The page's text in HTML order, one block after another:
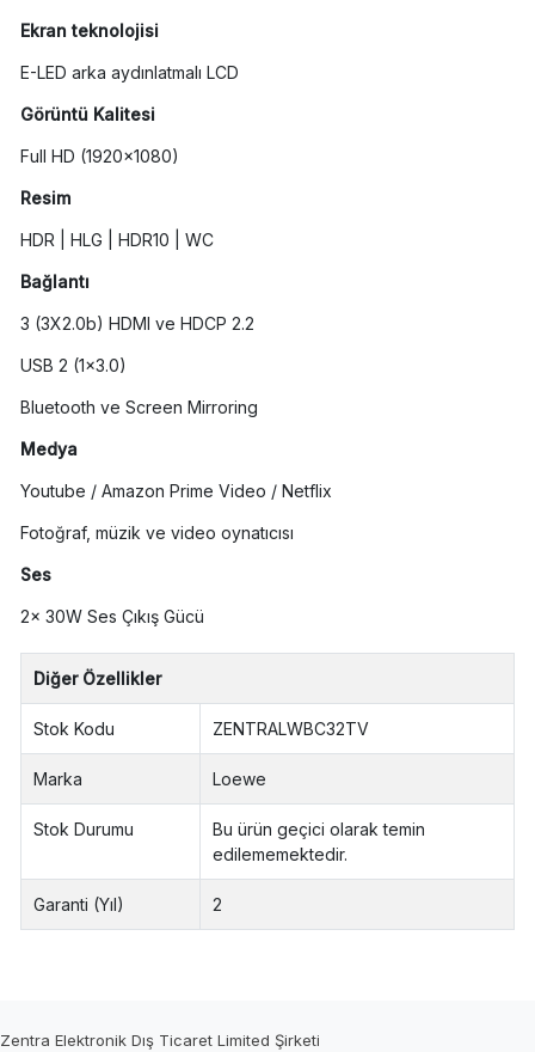
Ekran teknolojisi
E-LED arka aydınlatmalı LCD
Görüntü Kalitesi
Full HD (1920x1080)
Resim
HDR | HLG | HDR10 | WC
Bağlantı
3 (3X2.0b) HDMI ve HDCP 2.2
USB 2 (1x3.0)
Bluetooth ve Screen Mirroring
Medya
Youtube / Amazon Prime Video / Netflix
Fotoğraf, müzik ve video oynatıcısı
Ses
2x 30W Ses Çıkış Gücü
Diğer Özellikler
Stok Kodu ZENTRALWBC32TV
Marka Loewe
Stok Durumu
Bu ürün geçici olarak temin
edilememektedir.
Garanti (Yıl) 2
Zentra Elektronik Dış Ticaret Limited Şirketi